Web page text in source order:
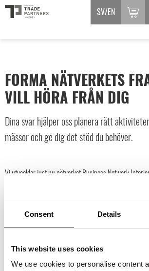
Consent Details
This website uses cookies
We use cookies to personalise content
SV EN
FORMA NÄTVERKETS
VILL HÖRA FRÅN DIG
Dina svar hjälper oss planera rätt
mässor och ge dig det stöd du behöver.
Vi utvecklar just nu nätverket Business Network
säkerställa att vi fokuserar på det som ger mest värde
mässor och handelsplatser som är viktigast för dig,
och vad du vill se på kommande träffar. Formuläret tar